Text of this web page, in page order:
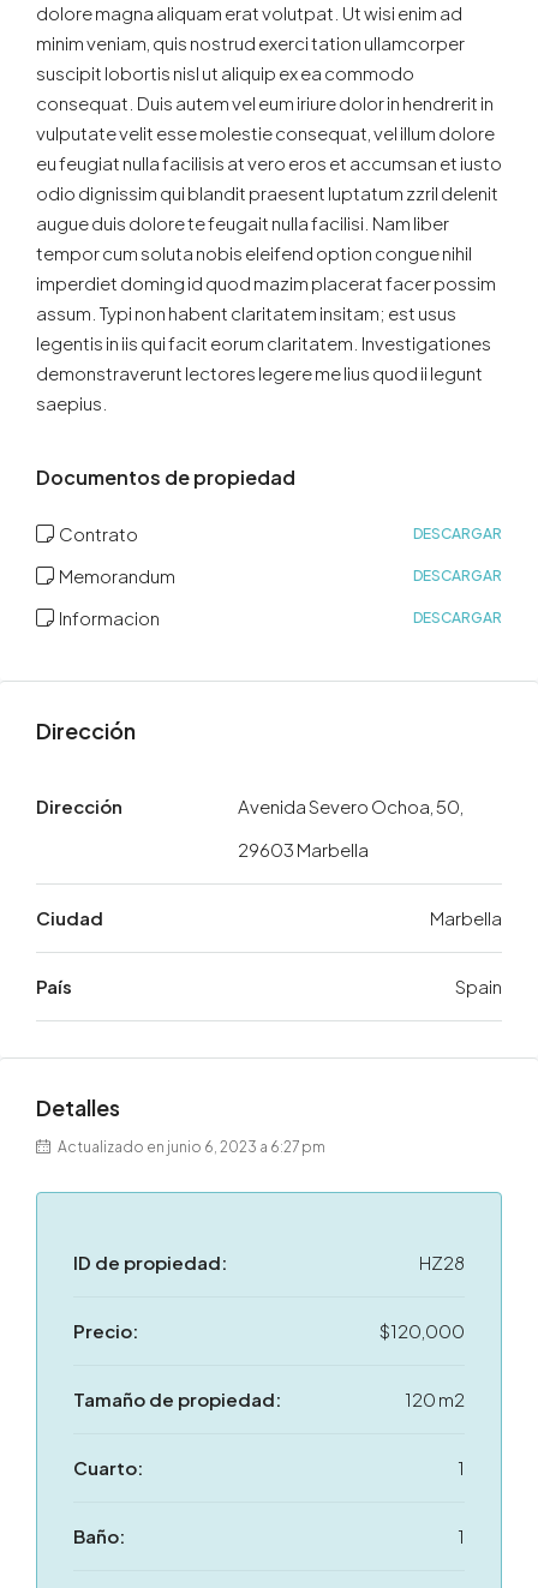
dolore magna aliquam erat volutpat. Ut wisi enim ad
minim veniam, quis nostrud exerci tation ullamcorper
suscipit lobortis nisl ut aliquip ex ea commodo
consequat. Duis autem vel eum iriure dolor in hendrerit in
vulputate velit esse molestie consequat, vel illum dolore
eu feugiat nulla facilisis at vero eros et accumsan et iusto
odio dignissim qui blandit praesent luptatum zzril delenit
augue duis dolore te feugait nulla facilisi. Nam liber
tempor cum soluta nobis eleifend option congue nihil
imperdiet doming id quod mazim placerat facer possim
assum. Typi non habent claritatem insitam; est usus
legentis in iis qui facit eorum claritatem. Investigationes
demonstraverunt lectores legere me lius quod ii legunt
saepius.
Documentos de propiedad
Contrato DESCARGAR
Memorandum DESCARGAR
Informacion DESCARGAR
Dirección
Dirección
Avenida Severo Ochoa, 50,
29603 Marbella
Ciudad Marbella
País Spain
Detalles
Actualizado en junio 6, 2023 a 6:27 pm
ID de propiedad: HZ28
Precio: $120,000
Tamaño de propiedad: 120 m2
Cuarto: 1
Baño: 1